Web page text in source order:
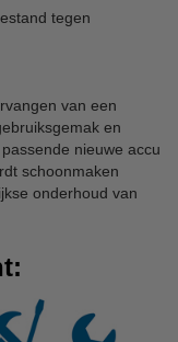
tegen
van een
en
nieuwe accu
schoonmaken
onderhoud van